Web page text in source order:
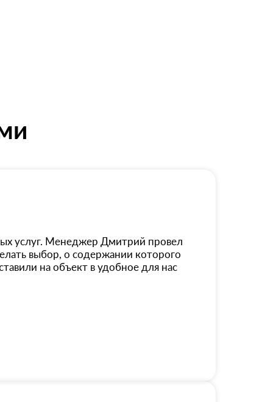
услуг. Менеджер Дмитрий провел
выбор, о содержании которого
на объект в удобное для нас